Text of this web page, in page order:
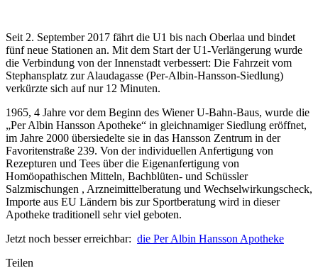
Seit 2. September 2017 fährt die U1 bis nach Oberlaa und bindet
fünf neue Stationen an. Mit dem Start der U1-Verlängerung wurde
die Verbindung von der Innenstadt verbessert: Die Fahrzeit vom
Stephansplatz zur Alaudagasse (Per-Albin-Hansson-Siedlung)
verkürzte sich auf nur 12 Minuten.
1965, 4 Jahre vor dem Beginn des Wiener U-Bahn-Baus, wurde die
„Per Albin Hansson Apotheke“ in gleichnamiger Siedlung eröffnet,
im Jahre 2000 übersiedelte sie in das Hansson Zentrum in der
Favoritenstraße 239. Von der individuellen Anfertigung von
Rezepturen und Tees über die Eigenanfertigung von
Homöopathischen Mitteln, Bachblüten- und Schüssler
Salzmischungen , Arzneimittelberatung und Wechselwirkungscheck,
Importe aus EU Ländern bis zur Sportberatung wird in dieser
Apotheke traditionell sehr viel geboten.
Jetzt noch besser erreichbar: die Per Albin Hansson Apotheke
Teilen